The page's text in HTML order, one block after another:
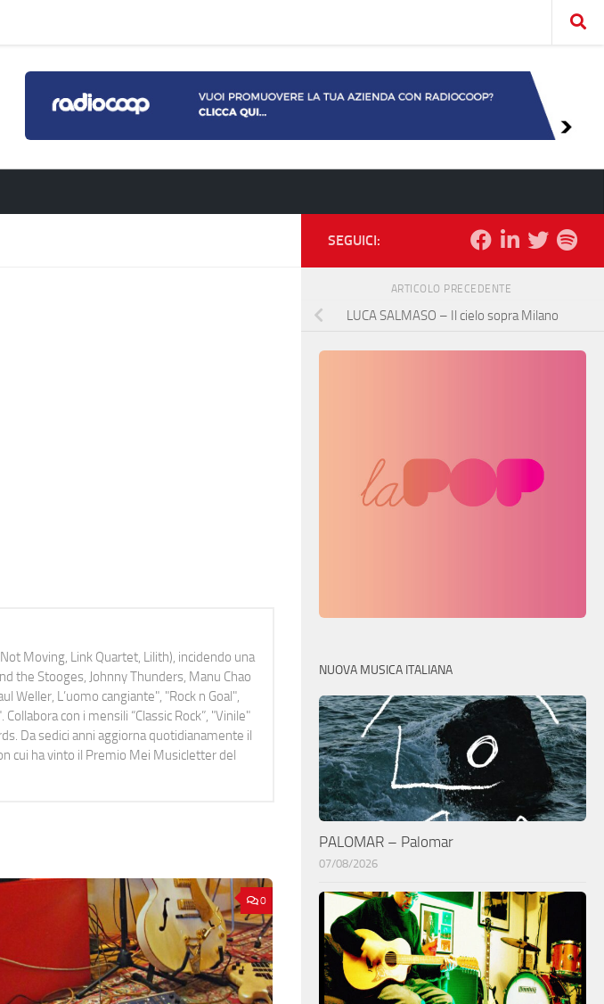
Moving, Link Quartet, Lilith), incidendo una
the Stooges, Johnny Thunders, Manu Chao
Weller, L’uomo cangiante", "Rock n Goal",
con i mensili “Classic Rock”, "Vinile"
Da sedici anni aggiorna quotidianamente il
cui ha vinto il Premio Mei Musicletter del
0
SEGUICI:
ARTICOLO PRECEDENTE
LUCA SALMASO – Il cielo sopra Milano
NUOVA MUSICA ITALIANA
PALOMAR – Palomar
07/08/2026